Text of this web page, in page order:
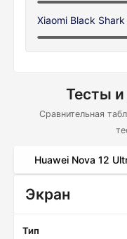
Xiaomi Black
Тесты и
Сравнительная
Huawei Nova 12
Экран
Тип